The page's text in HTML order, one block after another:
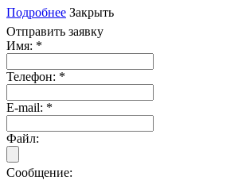
Подробнее Закрыть
Отправить заявку
Имя: *
Телефон: *
E-mail: *
Файл:
Сообщение: